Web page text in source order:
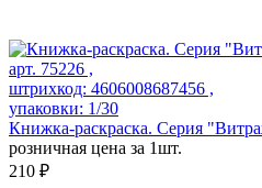
арт. 75226 ,
штрихкод: 4606008687456 ,
упаковки: 1/30
Книжка-раскраска. Серия
розничная цена за 1шт.
210 ₽